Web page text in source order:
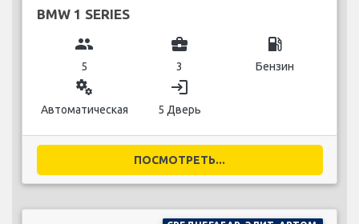
BMW 1 SERIES
group
5
business_center
3
local_gas_station
Бензин
miscellaneous_services
Автоматическая
login
5 Дверь
ПОСМОТРЕТЬ...